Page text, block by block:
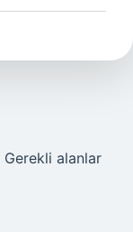
Gerekli alanlar